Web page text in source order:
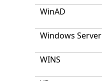
WinAD
Windows Server
WINS